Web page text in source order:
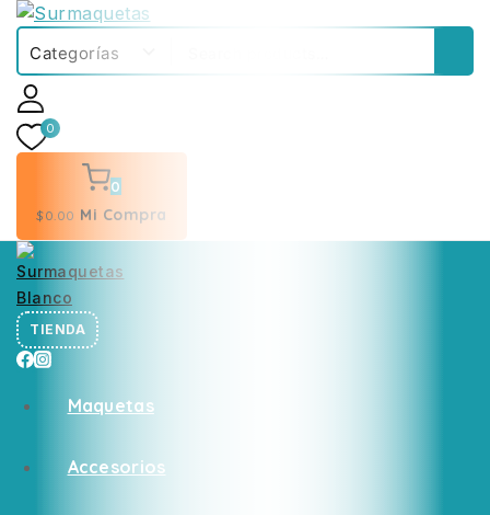
0
0
$0 .00 Mi Compra
TIENDA
Maquetas
Accesorios